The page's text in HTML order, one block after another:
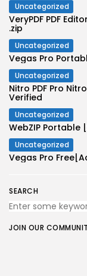
SEARCH
JOIN OUR
Uncategorized
VeryPDF PDF
.zip
Uncategorized
Vegas Pro
Uncategorized
Nitro PDF Pro
Verified
Uncategorized
WebZIP
Uncategorized
Vegas Pro